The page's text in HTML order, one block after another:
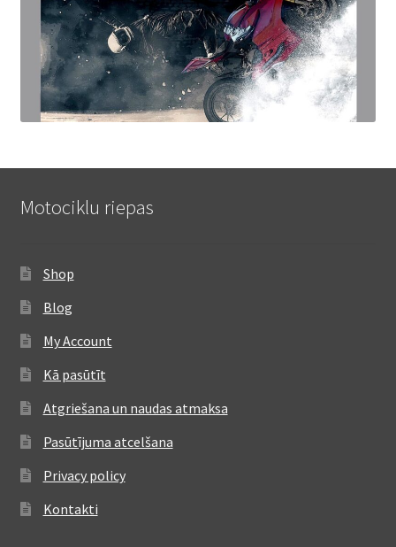
Motociklu riepas
Shop
Blog
My Account
Kā pasūtīt
Atgriešana un naudas atmaksa
Pasūtījuma atcelšana
Privacy policy
Kontakti